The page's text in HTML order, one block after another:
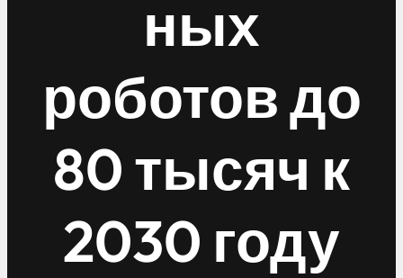
ных
роботов до
80 тысяч к
2030 году